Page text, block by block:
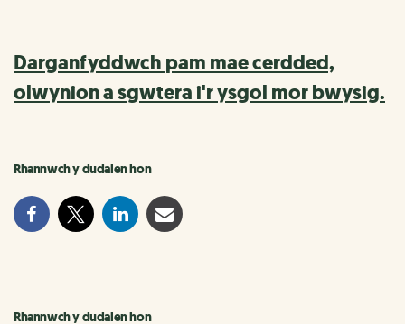
Darganfyddwch pam mae cerdded,
olwynion a sgwtera i'r ysgol mor bwysig.
Rhannwch y dudalen hon
Rhannwch y dudalen hon